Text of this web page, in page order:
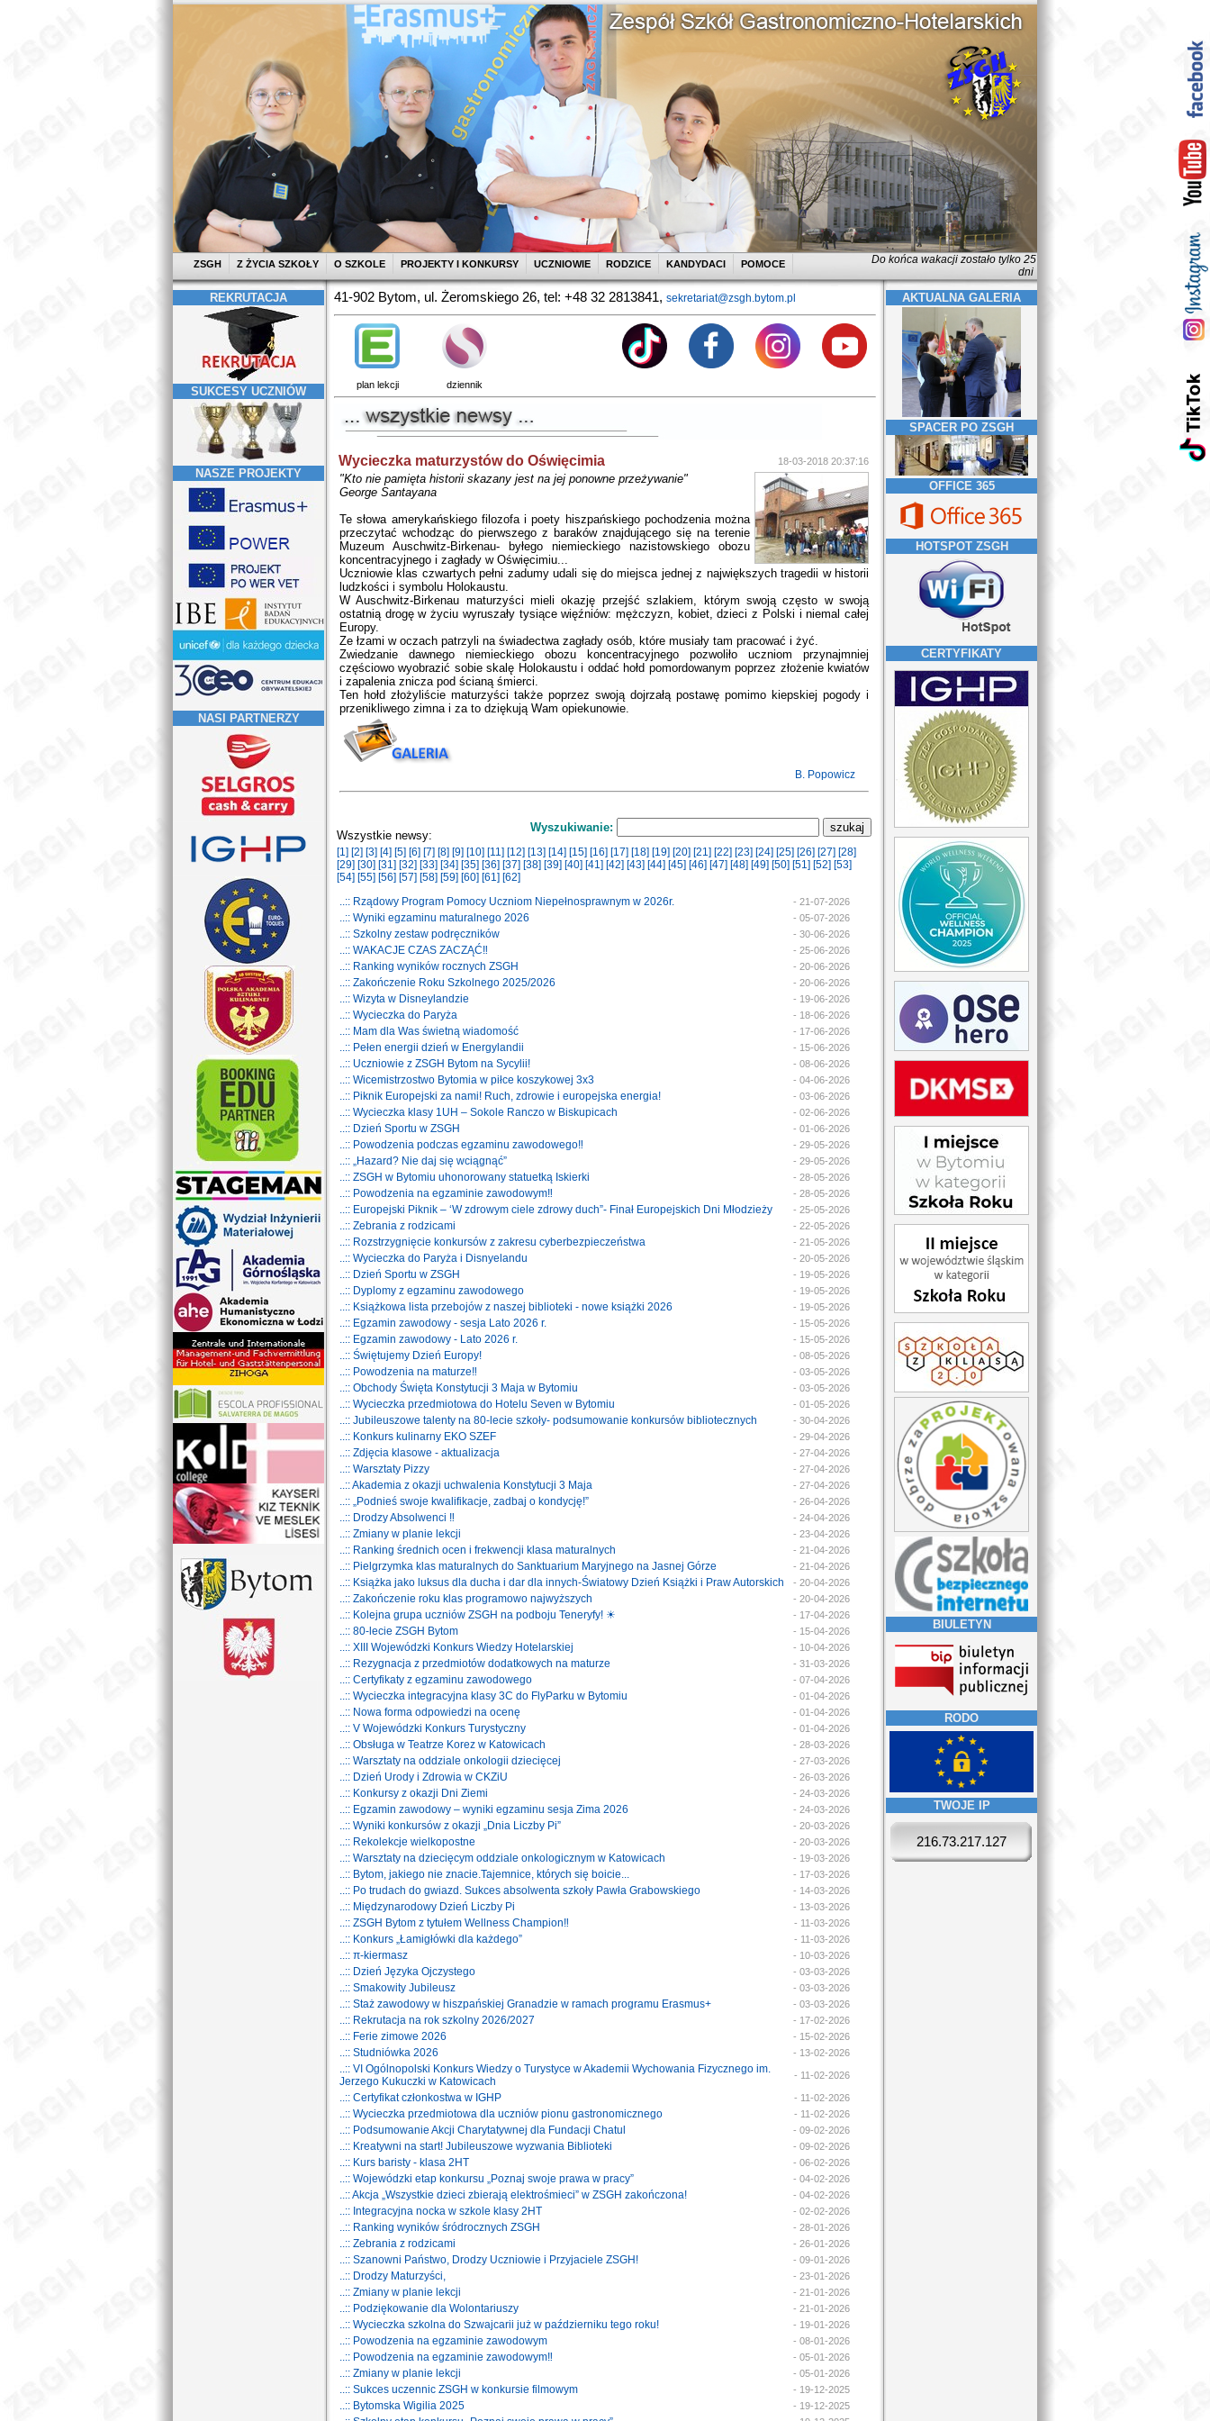
ZSGH Z ŻYCIA SZKOŁY O SZKOLE PROJEKTY I KONKURSY UCZNIOWIE RODZICE KANDYDACI POMOCE
Do końca wakacji zostało tylko 25
dni
REKRUTACJA
SUKCESY UCZNIÓW
NASZE PROJEKTY
NASI PARTNERZY
41-902 Bytom, ul. Żeromskiego 26, tel: +48 32 2813841, sekretariat@zsgh.bytom.pl
plan lekcji dziennik
Wycieczka maturzystów do Oświęcimia 18-03-2018 20:37:16
"Kto nie pamięta historii skazany jest na jej ponowne przeżywanie"
George Santayana
Te słowa amerykańskiego filozofa i poety hiszpańskiego pochodzenia można
przeczytać wchodząc do pierwszego z baraków znajdującego się na terenie
Muzeum Auschwitz-Birkenau- byłego niemieckiego nazistowskiego obozu
koncentracyjnego i zagłady w Oświęcimiu...
Uczniowie klas czwartych pełni zadumy udali się do miejsca jednej z największych tragedii w historii
ludzkości i symbolu Holokaustu.
W Auschwitz-Birkenau maturzyści mieli okazję przejść szlakiem, którym swoją często w swoją
ostatnią drogę w życiu wyruszały tysiące więźniów: mężczyzn, kobiet, dzieci z Polski i niemal całej
Europy.
Ze łzami w oczach patrzyli na świadectwa zagłady osób, które musiały tam pracować i żyć.
Zwiedzanie dawnego niemieckiego obozu koncentracyjnego pozwoliło uczniom przynajmniej
częściowo wyobrazić sobie skalę Holokaustu i oddać hołd pomordowanym poprzez złożenie kwiatów
i zapalenia znicza pod ścianą śmierci.
Ten hołd złożyliście maturzyści także poprzez swoją dojrzałą postawę pomimo kiepskiej pogody i
przenikliwego zimna i za to dziękują Wam opiekunowie.
B. Popowicz
Wszystkie newsy:
Wyszukiwanie:
[1] [2] [3] [4] [5] [6] [7] [8] [9] [10] [11] [12] [13] [14] [15] [16] [17] [18] [19] [20] [21] [22] [23] [24] [25] [26] [27] [28]
[29] [30] [31] [32] [33] [34] [35] [36] [37] [38] [39] [40] [41] [42] [43] [44] [45] [46] [47] [48] [49] [50] [51] [52] [53]
[54] [55] [56] [57] [58] [59] [60] [61] [62]
..:: Rządowy Program Pomocy Uczniom Niepełnosprawnym w 2026r.
- 21-07-2026
..:: Wyniki egzaminu maturalnego 2026 - 05-07-2026
..:: Szkolny zestaw podręczników - 30-06-2026
..:: WAKACJE CZAS ZACZĄĆ‼️ - 25-06-2026
..:: Ranking wyników rocznych ZSGH - 20-06-2026
..:: Zakończenie Roku Szkolnego 2025/2026 - 20-06-2026
..:: Wizyta w Disneylandzie - 19-06-2026
..:: Wycieczka do Paryża - 18-06-2026
..:: Mam dla Was świetną wiadomość - 17-06-2026
..:: Pełen energii dzień w Energylandii - 15-06-2026
..:: Uczniowie z ZSGH Bytom na Sycylii! - 08-06-2026
..:: Wicemistrzostwo Bytomia w piłce koszykowej 3x3 - 04-06-2026
..:: Piknik Europejski za nami! Ruch, zdrowie i europejska energia! - 03-06-2026
..:: Wycieczka klasy 1UH – Sokole Ranczo w Biskupicach - 02-06-2026
..:: Dzień Sportu w ZSGH - 01-06-2026
..:: Powodzenia podczas egzaminu zawodowego‼️ - 29-05-2026
..:: „Hazard? Nie daj się wciągnąć” - 29-05-2026
..:: ZSGH w Bytomiu uhonorowany statuetką Iskierki - 28-05-2026
..:: Powodzenia na egzaminie zawodowym‼️ - 28-05-2026
..:: Europejski Piknik – ‘W zdrowym ciele zdrowy duch”- Finał Europejskich Dni Młodzieży - 25-05-2026
..:: Zebrania z rodzicami - 22-05-2026
..:: Rozstrzygnięcie konkursów z zakresu cyberbezpieczeństwa - 21-05-2026
..:: Wycieczka do Paryża i Disnyelandu - 20-05-2026
..:: Dzień Sportu w ZSGH - 19-05-2026
..:: Dyplomy z egzaminu zawodowego - 19-05-2026
..:: Książkowa lista przebojów z naszej biblioteki - nowe książki 2026 - 19-05-2026
..:: Egzamin zawodowy - sesja Lato 2026 r. - 15-05-2026
..:: Egzamin zawodowy - Lato 2026 r. - 15-05-2026
..:: Świętujemy Dzień Europy! - 08-05-2026
..:: Powodzenia na maturze‼️ - 03-05-2026
..:: Obchody Święta Konstytucji 3 Maja w Bytomiu - 03-05-2026
..:: Wycieczka przedmiotowa do Hotelu Seven w Bytomiu - 01-05-2026
..:: Jubileuszowe talenty na 80-lecie szkoły- podsumowanie konkursów bibliotecznych - 30-04-2026
..:: Konkurs kulinarny EKO SZEF - 29-04-2026
..:: Zdjęcia klasowe - aktualizacja - 27-04-2026
..:: Warsztaty Pizzy - 27-04-2026
..:: Akademia z okazji uchwalenia Konstytucji 3 Maja - 27-04-2026
..:: „Podnieś swoje kwalifikacje, zadbaj o kondycję!” - 26-04-2026
..:: Drodzy Absolwenci ‼️ - 24-04-2026
..:: Zmiany w planie lekcji - 23-04-2026
..:: Ranking średnich ocen i frekwencji klasa maturalnych - 21-04-2026
..:: Pielgrzymka klas maturalnych do Sanktuarium Maryjnego na Jasnej Górze - 21-04-2026
..:: Książka jako luksus dla ducha i dar dla innych-Światowy Dzień Książki i Praw Autorskich - 20-04-2026
..:: Zakończenie roku klas programowo najwyższych - 20-04-2026
..:: Kolejna grupa uczniów ZSGH na podboju Teneryfy! ☀ - 17-04-2026
..:: 80-lecie ZSGH Bytom - 15-04-2026
..:: XIII Wojewódzki Konkurs Wiedzy Hotelarskiej - 10-04-2026
..:: Rezygnacja z przedmiotów dodatkowych na maturze - 31-03-2026
..:: Certyfikaty z egzaminu zawodowego - 07-04-2026
..:: Wycieczka integracyjna klasy 3C do FlyParku w Bytomiu - 01-04-2026
..:: Nowa forma odpowiedzi na ocenę - 01-04-2026
..:: V Wojewódzki Konkurs Turystyczny - 01-04-2026
..:: Obsługa w Teatrze Korez w Katowicach - 28-03-2026
..:: Warsztaty na oddziale onkologii dziecięcej - 27-03-2026
..:: Dzień Urody i Zdrowia w CKZiU - 26-03-2026
..:: Konkursy z okazji Dni Ziemi - 24-03-2026
..:: Egzamin zawodowy – wyniki egzaminu sesja Zima 2026 - 24-03-2026
..:: Wyniki konkursów z okazji „Dnia Liczby Pi” - 20-03-2026
..:: Rekolekcje wielkopostne - 20-03-2026
..:: Warsztaty na dziecięcym oddziale onkologicznym w Katowicach - 19-03-2026
..:: Bytom, jakiego nie znacie.Tajemnice, których się boicie... - 17-03-2026
..:: Po trudach do gwiazd. Sukces absolwenta szkoły Pawła Grabowskiego - 14-03-2026
..:: Międzynarodowy Dzień Liczby Pi - 13-03-2026
..:: ZSGH Bytom z tytułem Wellness Champion‼️ - 11-03-2026
..:: Konkurs „Łamigłówki dla każdego” - 11-03-2026
..:: π-kiermasz - 10-03-2026
..:: Dzień Języka Ojczystego - 03-03-2026
..:: Smakowity Jubileusz - 03-03-2026
..:: Staż zawodowy w hiszpańskiej Granadzie w ramach programu Erasmus+ - 03-03-2026
..:: Rekrutacja na rok szkolny 2026/2027 - 17-02-2026
..:: Ferie zimowe 2026 - 15-02-2026
..:: Studniówka 2026 - 13-02-2026
..:: VI Ogólnopolski Konkurs Wiedzy o Turystyce w Akademii Wychowania Fizycznego im.
Jerzego Kukuczki w Katowicach
- 11-02-2026
..:: Certyfikat członkostwa w IGHP - 11-02-2026
..:: Wycieczka przedmiotowa dla uczniów pionu gastronomicznego - 11-02-2026
..:: Podsumowanie Akcji Charytatywnej dla Fundacji Chatul - 09-02-2026
..:: Kreatywni na start! Jubileuszowe wyzwania Biblioteki - 09-02-2026
..:: Kurs baristy - klasa 2HT - 06-02-2026
..:: Wojewódzki etap konkursu „Poznaj swoje prawa w pracy” - 04-02-2026
..:: Akcja „Wszystkie dzieci zbierają elektrośmieci” w ZSGH zakończona! - 04-02-2026
..:: Integracyjna nocka w szkole klasy 2HT - 02-02-2026
..:: Ranking wyników śródrocznych ZSGH - 28-01-2026
..:: Zebrania z rodzicami - 26-01-2026
..:: Szanowni Państwo, Drodzy Uczniowie i Przyjaciele ZSGH! - 09-01-2026
..:: Drodzy Maturzyści, - 23-01-2026
..:: Zmiany w planie lekcji - 21-01-2026
..:: Podziękowanie dla Wolontariuszy - 21-01-2026
..:: Wycieczka szkolna do Szwajcarii już w październiku tego roku! - 19-01-2026
..:: Powodzenia na egzaminie zawodowym - 08-01-2026
..:: Powodzenia na egzaminie zawodowym‼️ - 05-01-2026
..:: Zmiany w planie lekcji - 05-01-2026
..:: Sukces uczennic ZSGH w konkursie filmowym - 19-12-2025
..:: Bytomska Wigilia 2025 - 19-12-2025
AKTUALNA GALERIA
SPACER PO ZSGH
OFFICE 365
HOTSPOT ZSGH
CERTYFIKATY
BIULETYN
RODO
TWOJE IP
216.73.217.127